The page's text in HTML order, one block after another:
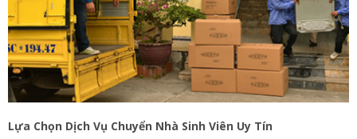
Lựa Chọn Dịch Vụ Chuyển Nhà Sinh Viên Uy Tín